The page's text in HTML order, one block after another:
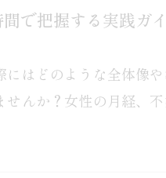
で把握する実践ガ
はどのような全体像や
せんか？女性の月経、